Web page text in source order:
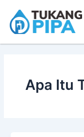
content
Apa Itu